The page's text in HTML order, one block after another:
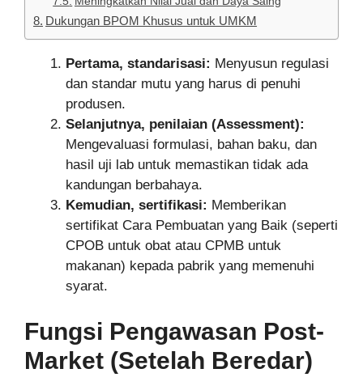
Dukungan BPOM Khusus untuk UMKM
Pertama, standarisasi: Menyusun regulasi
dan standar mutu yang harus di penuhi
produsen.
Selanjutnya, penilaian (Assessment):
Mengevaluasi formulasi, bahan baku, dan
hasil uji lab untuk memastikan tidak ada
kandungan berbahaya.
Kemudian, sertifikasi: Memberikan
sertifikat Cara Pembuatan yang Baik (seperti
CPOB untuk obat atau CPMB untuk
makanan) kepada pabrik yang memenuhi
syarat.
Fungsi Pengawasan Post-
Market (Setelah Beredar)